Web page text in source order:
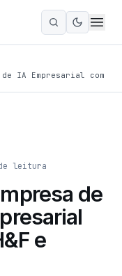
Ativar
IA Empresarial com
leitura
de
e